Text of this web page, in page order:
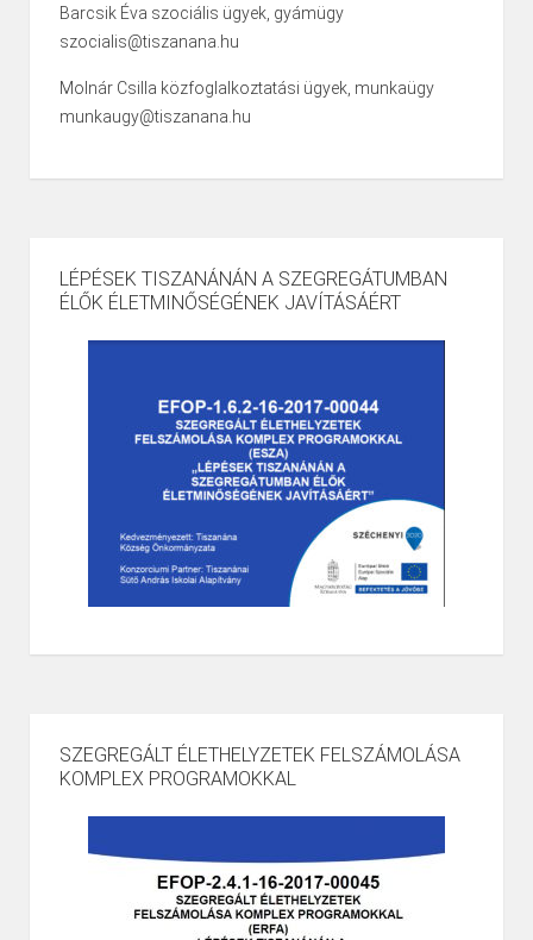
Barcsik Éva szociális ügyek, gyámügy
szocialis@tiszanana.hu
Molnár Csilla közfoglalkoztatási ügyek, munkaügy
munkaugy@tiszanana.hu
LÉPÉSEK TISZANÁNÁN A SZEGREGÁTUMBAN
ÉLŐK ÉLETMINŐSÉGÉNEK JAVÍTÁSÁÉRT
SZEGREGÁLT ÉLETHELYZETEK FELSZÁMOLÁSA
KOMPLEX PROGRAMOKKAL